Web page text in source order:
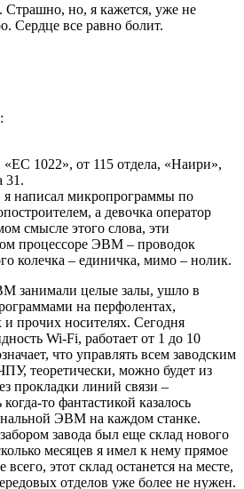
Страшно, но, я кажется, уже не
Сердце все равно болит.
:
1022», от 115 отдела, «Наири»,
31.
написал микропрограммы по
а девочка оператор
смысле этого слова, эти
процессоре ЭВМ – проводок
колечка – единичка, мимо – нолик.
занимали целые залы, ушло в
на перфолентах,
прочих носителях. Сегодня
Wi-Fi, работает от 1 до 10
что управлять всем заводским
теоретически, можно будет из
прокладки линий связи –
то фантастикой казалось
ЭВМ на каждом станке.
завода был еще склад нового
месяцев я имел к нему прямое
этот склад останется на месте,
отделов уже более не нужен.